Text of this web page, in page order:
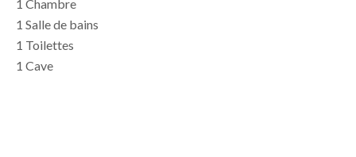
1 Chambre
1 Salle de bains
1 Toilettes
1 Cave